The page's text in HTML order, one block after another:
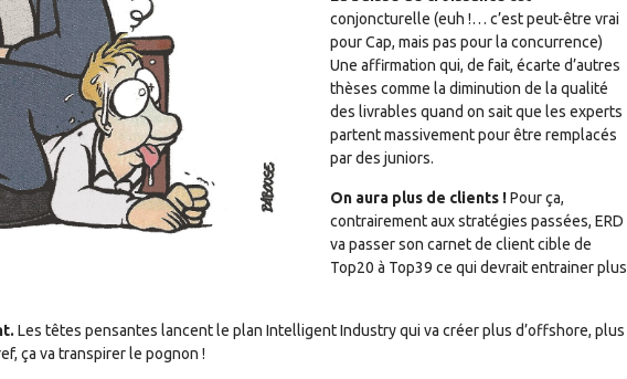
conjoncturelle (euh !… c’est peut-être vrai
pour Cap, mais pas pour la concurrence)
Une affirmation qui, de fait, écarte d’autres
thèses comme la diminution de la qualité
des livrables quand on sait que les experts
partent massivement pour être remplacés
par des juniors.
On aura plus de clients !Pour ça,
contrairement aux stratégies passées, ERD
va passer son carnet de client cible de
Top20 à Top39 ce qui devrait entrainer plus
Les têtes pensantes lancent le plan Intelligent Industry qui va créer plus d’offshore, plus
ça va transpirer le pognon !